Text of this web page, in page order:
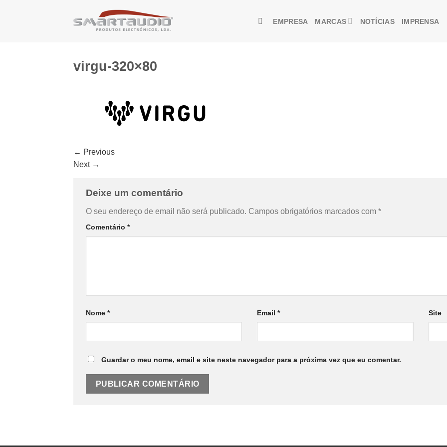
EMPRESA MARCAS NOTÍCIAS IMPRENSA
virgu-320×80
← Previous
Next →
Deixe um comentário
O seu endereço de email não será publicado. Campos obrigatórios marcados com *
Comentário *
Nome * Email* Site
Guardar o meu nome, email e site neste navegador para a próxima vez que eu comentar.